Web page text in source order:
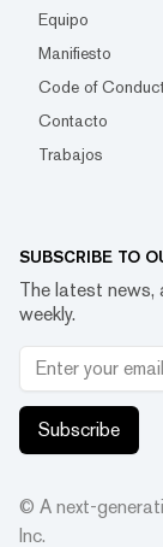
Equipo
Manifiesto
Code of
Contacto
Trabajos
SUBSCRIBE TO
The latest news,
weekly.
Subscribe
© A next-
Inc.